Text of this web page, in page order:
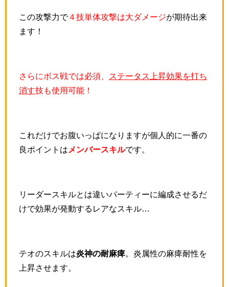
この攻撃力で４技単体攻撃は大ダメージが期待出来
ます！
さらにボス戦では必須、
ステータス上昇効果を打ち
消す技も使用可能！
これだけでお腹いっぱになりますが個人的に一番の
良ポイントは メンバースキルです。
リーダースキルとは違いパーティーに編成させるだ
けで効果が発動するレアなスキル…
テオのスキルは炎神の耐麻痺。炎属性の麻痺耐性を
上昇させます。